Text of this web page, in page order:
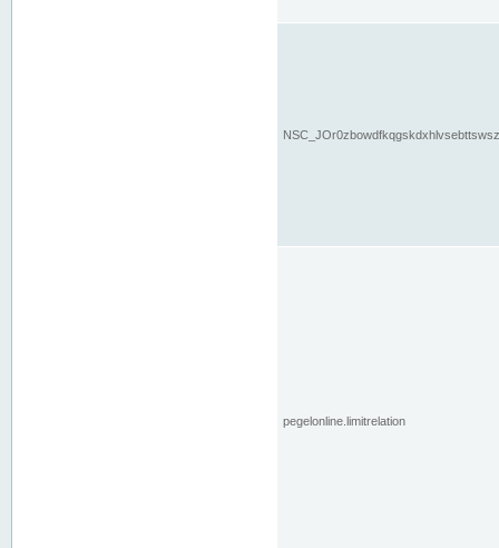
pegelonline.limitrelation